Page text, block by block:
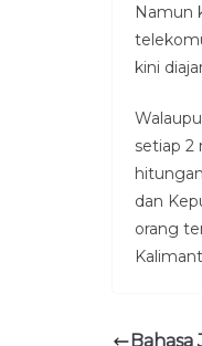
Namun
kini
setiap 2
dan
orang
Bahasa